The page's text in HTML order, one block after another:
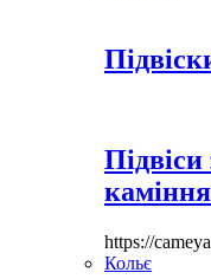
https://
Кольє